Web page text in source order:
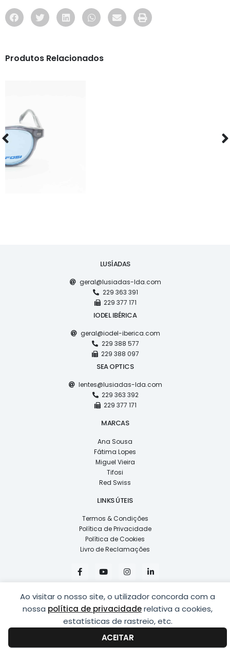
Ao visitar o nosso site, o utilizador concorda com a
nossa política de privacidaderelativa a cookies,
estatísticas de rastreio, etc.
ACEITAR
Produtos Relacionados
LUSÍADAS
geral@lusiadas-lda.com
229 363 391
229 377 171
IODEL IBÉRICA
geral@iodel-iberica.com
229 388 577
229 388 097
SEA OPTICS
lentes@lusiadas-lda.com
229 363 392
229 377 171
MARCAS
Ana Sousa
Fátima Lopes
Miguel Vieira
Tifosi
Red Swiss
LINKS ÚTEIS
Termos & Condições
Política de Privacidade
Política de Cookies
Livro de Reclamações
F
a
c
b
o
o
k
-
Y
o
u
u
b
e
I
n
s
a
g
r
a
m
i
n
e
d
i
n
-
COPYRIGHT © 2026LUSÍADAS, DISTRIBUIÇÃO DE ÓPTICAS, LDA.
DESENVOLVIDO POR